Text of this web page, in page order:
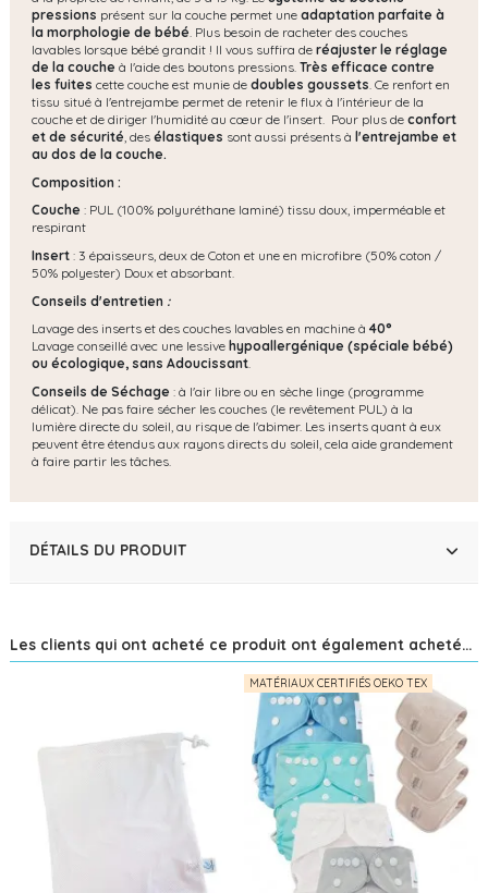
pressions présent sur la couche permet une adaptation parfaite à
la morphologie de bébé. Plus besoin de racheter des couches
lavables lorsque bébé grandit ! Il vous suffira de réajuster le réglage
de la couche à l'aide des boutons pressions. Très efficace contre
les fuites cette couche est munie de doubles goussets. Ce renfort en
tissu situé à l'entrejambe permet de retenir le flux à l'intérieur de la
couche et de diriger l'humidité au cœur de l'insert. Pour plus de confort
et de sécurité, des élastiques sont aussi présents à l'entrejambe et
au dos de la couche.
Composition :
Couche : PUL (100% polyuréthane laminé) tissu doux, imperméable et
respirant
Insert : 3 épaisseurs, deux de Coton et une en microfibre (50% coton /
50% polyester) Doux et absorbant.
Conseils d'entretien :
Lavage des inserts et des couches lavables en machine à 40°
Lavage conseillé avec une lessive hypoallergénique (spéciale bébé)
ou écologique, sans Adoucissant.
Conseils de Séchage : à l'air libre ou en sèche linge (programme
délicat). Ne pas faire sécher les couches (le revêtement PUL) à la
lumière directe du soleil, au risque de l'abimer. Les inserts quant à eux
peuvent être étendus aux rayons directs du soleil, cela aide grandement
à faire partir les tâches.
DÉTAILS DU PRODUIT
Les clients qui ont acheté ce produit ont également acheté...
MATÉRIAUX CERTIFIÉS OEKO TEX